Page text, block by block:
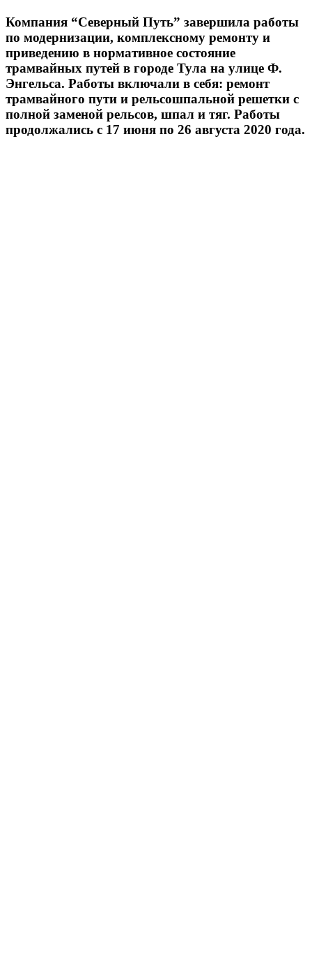
Компания “Северный Путь” завершила работы
по модернизации, комплексному ремонту и
приведению в нормативное состояние
трамвайных путей в городе Тула на улице Ф.
Энгельса. Работы включали в себя: ремонт
трамвайного пути и рельсошпальной решетки с
полной заменой рельсов, шпал и тяг. Работы
продолжались с 17 июня по 26 августа 2020 года.